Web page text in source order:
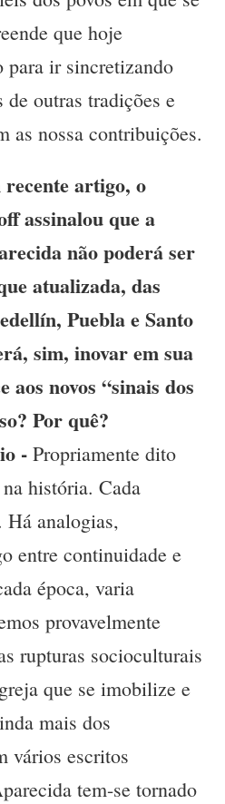
que hoje
para ir sincretizando
outras tradições e
as nossa contribuições.
artigo, o
assinalou que a
não poderá ser
atualizada, das
Puebla e Santo
sim, inovar em sua
aos novos “sinais dos
Por quê?
- Propriamente dito
história. Cada
Há analogias,
entre continuidade e
época, varia
provavelmente
rupturas socioculturais
que se imobilize e
mais dos
vários escritos
tem-se tornado